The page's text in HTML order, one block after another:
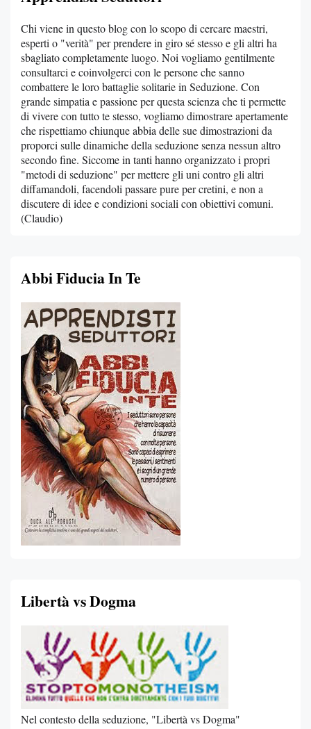
Chi viene in questo blog con lo scopo di cercare maestri,
esperti o "verità" per prendere in giro sé stesso e gli altri ha
sbagliato completamente luogo. Noi vogliamo gentilmente
consultarci e coinvolgerci con le persone che sanno
combattere le loro battaglie solitarie in Seduzione. Con
grande simpatia e passione per questa scienza che ti permette
di vivere con tutto te stesso, vogliamo dimostrare apertamente
che rispettiamo chiunque abbia delle sue dimostrazioni da
proporci sulle dinamiche della seduzione senza nessun altro
secondo fine. Siccome in tanti hanno organizzato i propri
"metodi di seduzione" per mettere gli uni contro gli altri
diffamandoli, facendoli passare pure per cretini, e non a
discutere di idee e condizioni sociali con obiettivi comuni.
(Claudio)
Abbi Fiducia In Te
Libertà vs Dogma
Nel contesto della seduzione, "Libertà vs Dogma"